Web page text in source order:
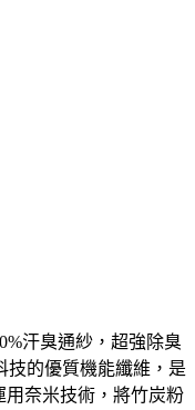
汗臭通紗，超強除臭
技的優質機能纖維，是
用奈米技術，將竹炭粉